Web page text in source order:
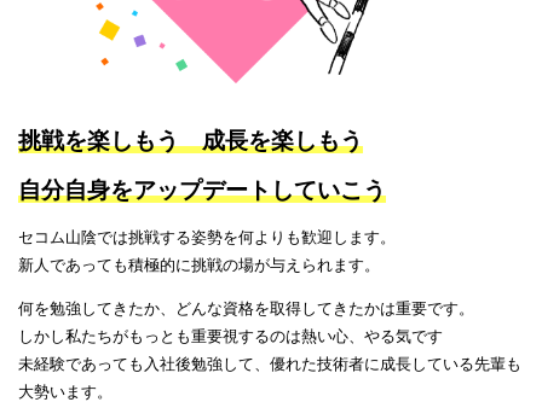
挑戦を楽しもう 成長を楽しもう
自分自身をアップデートしていこう
セコム山陰では挑戦する姿勢を何よりも歓迎します。
新人であっても積極的に挑戦の場が与えられます。
何を勉強してきたか、どんな資格を取得してきたかは重要です。
しかし私たちがもっとも重要視するのは熱い心、やる気です
未経験であっても入社後勉強して、優れた技術者に成長している先輩も
大勢います。